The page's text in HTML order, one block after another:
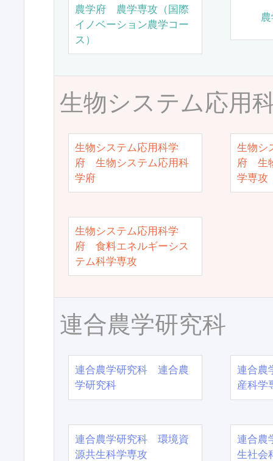
農学府 農学専攻（国際
イノベーション農学コー
ス）
生物システム応用
生物システム応用科学
府 生物システム応用科
学府
生物シ
府 生
学専攻
生物システム応用科学
府 食料エネルギーシス
テム科学専攻
連合農学研究科
連合農学研究科 連合農
学研究科
連合農
産科学
連合農学研究科 環境資
源共生科学専攻
連合農
生社会